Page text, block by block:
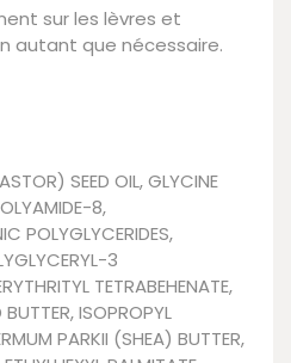
sur les lèvres et
autant que nécessaire.
SEED OIL, GLYCINE
8,
POLYGLYCERIDES,
3
TETRABEHENATE,
ISOPROPYL
PARKII (SHEA) BUTTER,